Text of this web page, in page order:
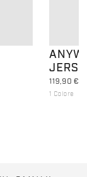
119,90 €
1 Colore